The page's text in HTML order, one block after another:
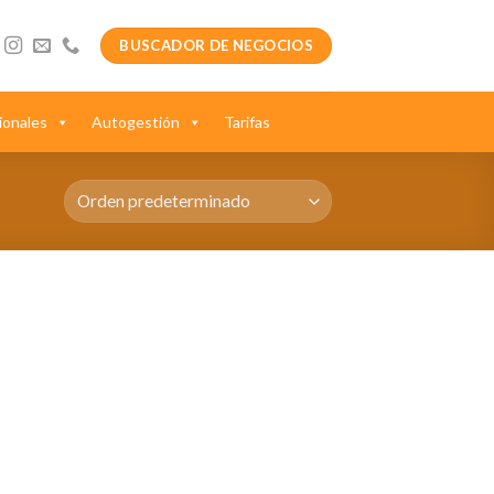
BUSCADOR DE NEGOCIOS
Autogestión Tarifas